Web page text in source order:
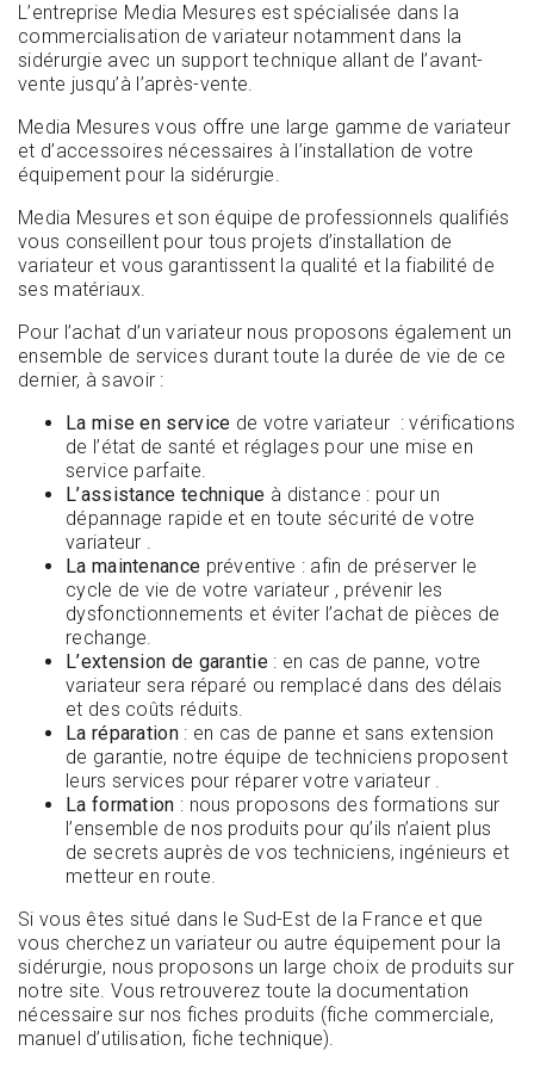
L’entreprise Media Mesures est spécialisée dans la
commercialisation de variateur notamment dans la
sidérurgie avec un support technique allant de l’avant-
vente jusqu’à l’après-vente.
Media Mesures vous offre une large gamme de variateur
et d’accessoires nécessaires à l’installation de votre
équipement pour la sidérurgie.
Media Mesures et son équipe de professionnels qualifiés
vous conseillent pour tous projets d’installation de
variateur et vous garantissent la qualité et la fiabilité de
ses matériaux.
Pour l’achat d’un variateur nous proposons également un
ensemble de services durant toute la durée de vie de ce
dernier, à savoir :
La mise en service de votre variateur : vérifications
de l’état de santé et réglages pour une mise en
service parfaite.
L’assistance technique à distance : pour un
dépannage rapide et en toute sécurité de votre
variateur .
La maintenance préventive : afin de préserver le
cycle de vie de votre variateur , prévenir les
dysfonctionnements et éviter l’achat de pièces de
rechange.
L’extension de garantie: en cas de panne, votre
variateur sera réparé ou remplacé dans des délais
et des coûts réduits.
La réparation: en cas de panne et sans extension
de garantie, notre équipe de techniciens proposent
leurs services pour réparer votre variateur .
La formation : nous proposons des formations sur
l’ensemble de nos produits pour qu’ils n’aient plus
de secrets auprès de vos techniciens, ingénieurs et
metteur en route.
Si vous êtes situé dans le Sud-Est de la France et que
vous cherchez un variateur ou autre équipement pour la
sidérurgie, nous proposons un large choix de produits sur
notre site. Vous retrouverez toute la documentation
nécessaire sur nos fiches produits (fiche commerciale,
manuel d’utilisation, fiche technique).